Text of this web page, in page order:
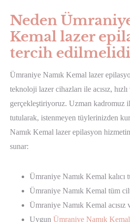
Neden
Kemal lazer
tercih
Ümraniye Namık Kemal lazer
teknoloji lazer cihazları ile acısız,
gerçekleştiriyoruz. Uzman kadromuz
tutularak, istenmeyen tüylerinizden
Namık Kemal lazer epilasyon
sunar:
Ümraniye Namık Kemal kalıcı
Ümraniye Namık Kemal tüm
Ümraniye Namık Kemal acısız
Uygun Ümraniye Namık